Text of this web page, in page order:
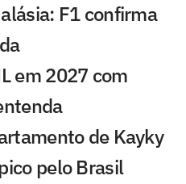
F1 confirma
em 2027 com
de Kayky
pelo Brasil